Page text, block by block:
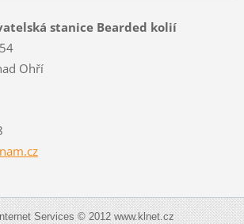
stanice Bearded kolií
Ohří
Services © 2012 www.klnet.cz